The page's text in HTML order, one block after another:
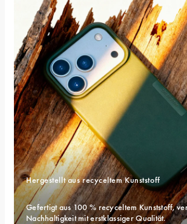
Hergestellt aus recyceltem Kunststoff
Gefertigt aus 100 % recyceltem Kunststoff,
Nachhaltigkeit mit erstklassiger Qualität.